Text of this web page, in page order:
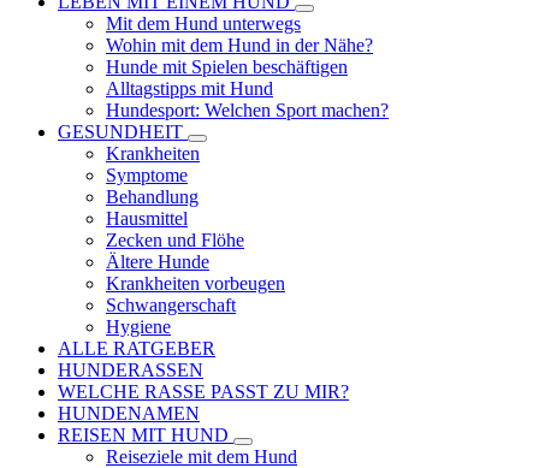
Mit dem Hund unterwegs
Wohin mit dem Hund in der Nähe?
Hunde mit Spielen beschäftigen
Alltagstipps mit Hund
Hundesport: Welchen Sport machen?
GESUNDHEIT
Krankheiten
Symptome
Behandlung
Hausmittel
Zecken und Flöhe
Ältere Hunde
Krankheiten vorbeugen
Schwangerschaft
Hygiene
ALLE RATGEBER
HUNDERASSEN
WELCHE RASSE PASST ZU MIR?
HUNDENAMEN
REISEN MIT HUND
Reiseziele mit dem Hund